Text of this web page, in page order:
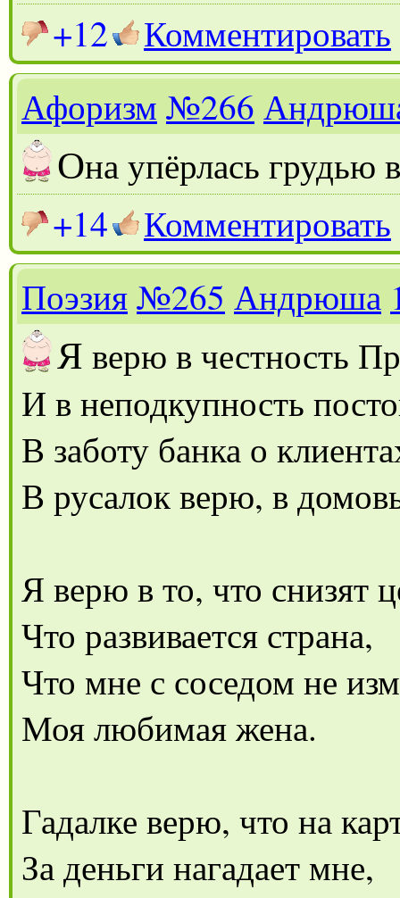
+12
Комментировать
Афоризм №266
Она упёрлась грудью
+14
Комментировать
Поэзия№265 Андрюша
Я верю в честность
И в неподкупность
В заботу банка о
В русалок верю, в
Я верю в то, что снизят
Что развивается страна,
Что мне с соседом не
Моя любимая жена.
Гадалке верю, что на
За деньги нагадает мне,